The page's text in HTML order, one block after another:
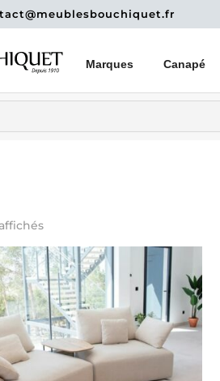
Marques Canapé